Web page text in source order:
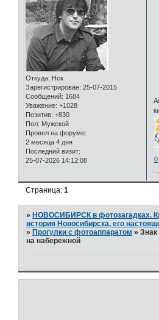
Откуда: Нск
Зарегистрирован: 25-07-2015
Сообщений: 1684
Уважение: +1028
Позитив: +830
Пол: Мужской
Провел на форуме:
2 месяца 4 дня
Последний визит:
25-07-2026 14:12:08
0
Страница:1
» НОВОСИБИРСК в фотозагадках.
история Новосибирска, его
» Прогулки с фотоаппаратом »
на набережной